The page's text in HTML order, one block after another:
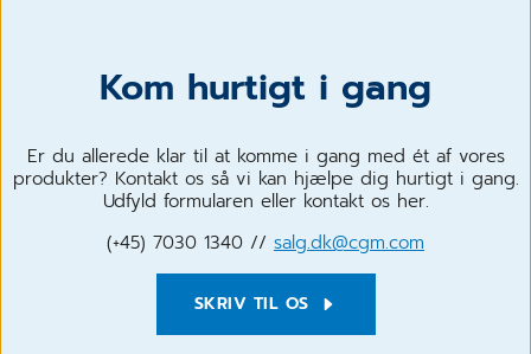
Kom hurtigt i gang
Er du allerede klar til at komme i gang med ét af vores
produkter? Kontakt os så vi kan hjælpe dig hurtigt i gang.
Udfyld formularen eller kontakt os her.
(+45) 7030 1340 // salg.dk@cgm.com
SKRIV TIL OS